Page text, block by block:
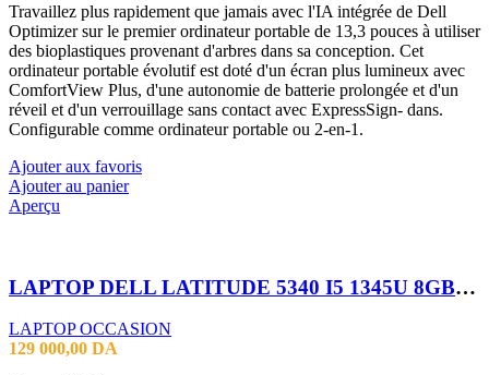
Travaillez plus rapidement que jamais avec l'IA intégrée de Dell
Optimizer sur le premier ordinateur portable de 13,3 pouces à utiliser
des bioplastiques provenant d'arbres dans sa conception. Cet
ordinateur portable évolutif est doté d'un écran plus lumineux avec
ComfortView Plus, d'une autonomie de batterie prolongée et d'un
réveil et d'un verrouillage sans contact avec ExpressSign- dans.
Configurable comme ordinateur portable ou 2-en-1.
Ajouter aux favoris
Ajouter au panier
Aperçu
LAPTOP DELL LATITUDE 5340 I5 1345U 8GB 256SSD 13.3″TACTILE X360
LAPTOP OCCASION
129 000,00 DA